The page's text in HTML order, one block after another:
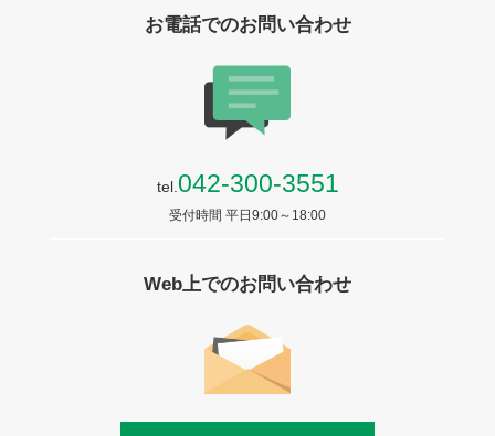
お電話でのお問い合わせ
tel. 042-300-3551
受付時間 平日9:00～18:00
Web上でのお問い合わせ